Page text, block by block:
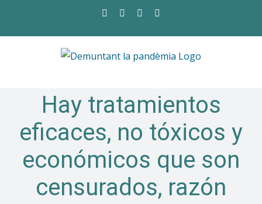
contenido
Facebook
TwitterInstagram
Hay tratamientos
eficaces, no tóxicos y
económicos que son
censurados, razón